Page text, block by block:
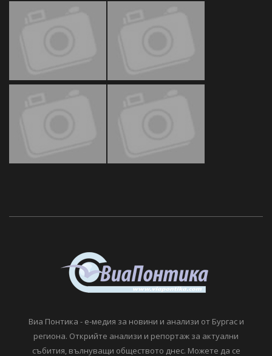
Виа Понтика - е-медия за новини и анализи от Бургас и
региона. Открийте анализи и репортаж за актуални
събития, вълнуващи обществото днес. Можете да се